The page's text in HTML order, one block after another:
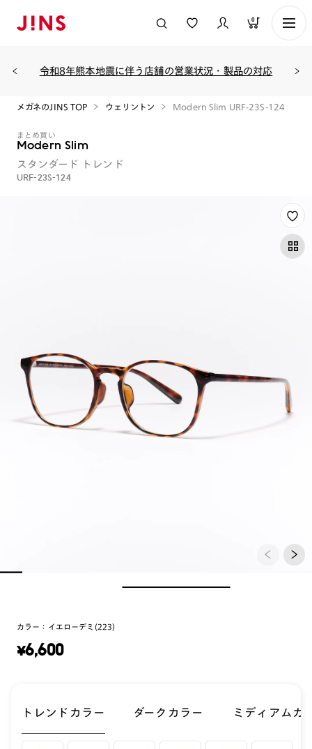
0
令和8年熊本地震に伴う店舗の営業状況・製品の対応
メガネのJINS TOP ウェリントン Modern Slim URF-23S-124
まとめ買い
Modern Slim
スタンダード トレンド
URF-23S-124
カラー： イエローデミ(223)
¥6,600
トレンドカラー ダークカラー ミディアムカ